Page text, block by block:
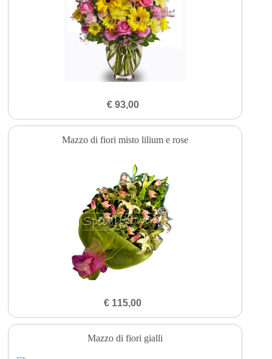
€ 93,00
Mazzo di fiori misto lilium e rose
€ 115,00
Mazzo di fiori gialli